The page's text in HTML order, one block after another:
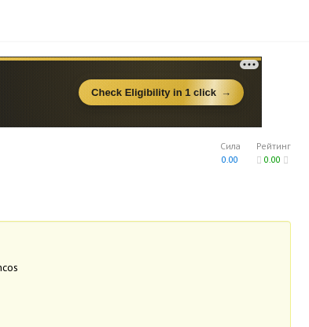
Рейтинг
0.00
Сила
0.00